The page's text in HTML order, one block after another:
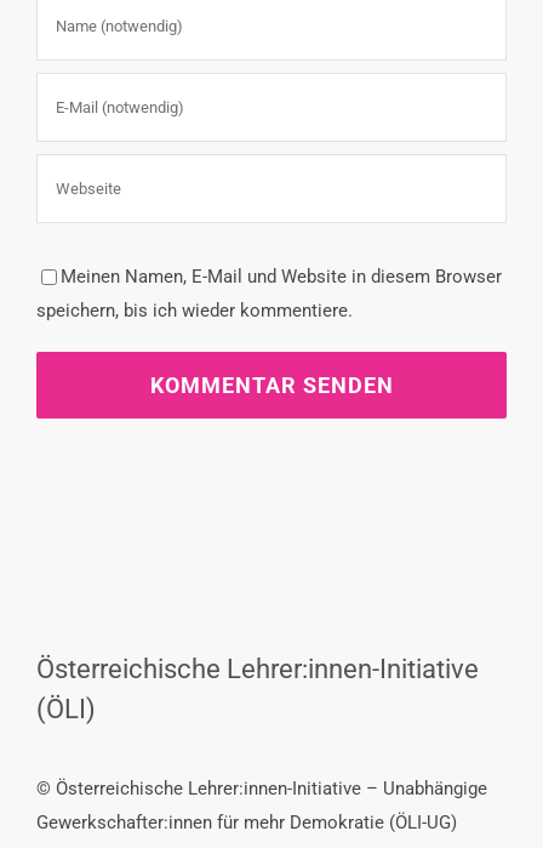
Meinen Namen, E-Mail und Website in diesem Browser
speichern, bis ich wieder kommentiere.
Österreichische Lehrer:innen-Initiative
(ÖLI)
© Österreichische Lehrer:innen-Initiative – Unabhängige
Gewerkschafter:innen für mehr Demokratie (ÖLI-UG)